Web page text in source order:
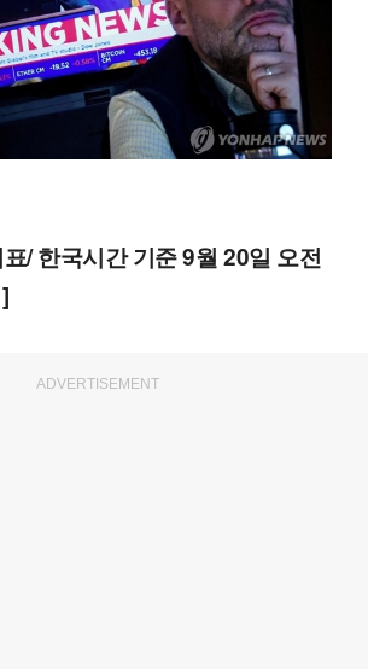
/ 한국시간 기준 9월 20일 오전
ADVERTISEMENT